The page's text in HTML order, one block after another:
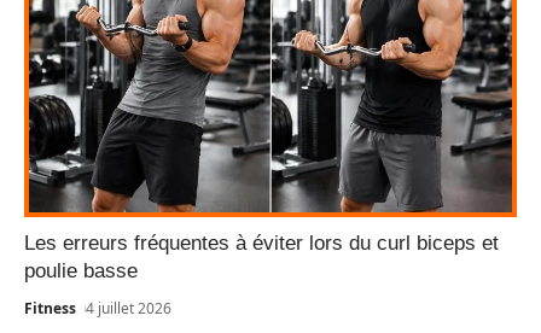
Les erreurs fréquentes à éviter lors du curl biceps et
poulie basse
Fitness 4 juillet 2026